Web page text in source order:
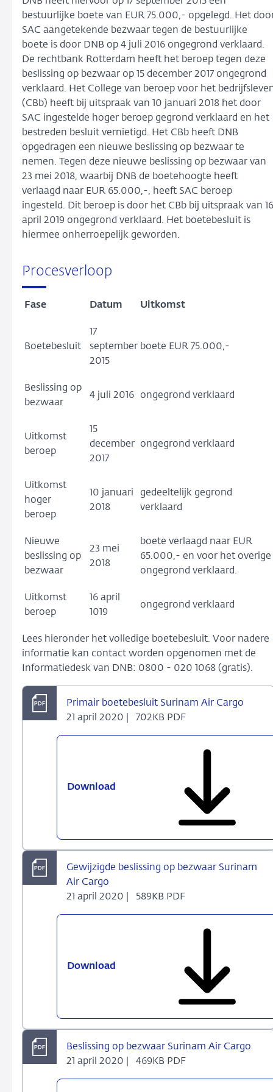
bestuurlijke boete van EUR 75.000,- opgelegd. Het
SAC aangetekende bezwaar tegen de bestuurlijke
boete is door DNB op 4 juli 2016 ongegrond verklaard.
De rechtbank Rotterdam heeft het beroep tegen deze
beslissing op bezwaar op 15 december 2017 ongegrond
verklaard. Het College van beroep voor het
(CBb) heeft bij uitspraak van 10 januari 2018 het door
SAC ingestelde hoger beroep gegrond verklaard en het
bestreden besluit vernietigd. Het CBb heeft DNB
opgedragen een nieuwe beslissing op bezwaar te
nemen. Tegen deze nieuwe beslissing op bezwaar van
23 mei 2018, waarbij DNB de boetehoogte heeft
verlaagd naar EUR 65.000,-, heeft SAC beroep
ingesteld. Dit beroep is door het CBb bij uitspraak van 16
april 2019 ongegrond verklaard. Het boetebesluit is
hiermee onherroepelijk geworden.
Procesverloop
Fase Datum Uitkomst
Boetebesluit
17
september
2015
boete EUR 75.000,-
Beslissing op
bezwaar
4 juli 2016 ongegrond verklaard
Uitkomst
beroep
15
december
2017
ongegrond verklaard
Uitkomst
hoger
beroep
10 januari
2018
gedeeltelijk gegrond
verklaard
Nieuwe
beslissing op
bezwaar
23 mei
2018
boete verlaagd naar EUR
65.000,- en voor het overige
ongegrond verklaard.
Uitkomst
beroep
16 april
1019
ongegrond verklaard
Lees hieronder het volledige boetebesluit. Voor nadere
informatie kan contact worden opgenomen met de
Informatiedesk van DNB: 0800 - 020 1068 (gratis).
Primair boetebesluit Surinam Air Cargo
21 april 2020 |
702KB PDF
Download
Gewijzigde beslissing op bezwaar Surinam
Air Cargo
21 april 2020 |
589KB PDF
Download
Cargo
Beslissing op bezwaar Surinam Air Cargo
21 april 2020 |
469KB PDF